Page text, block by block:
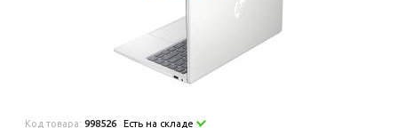
Код товара:998526 Есть на складе